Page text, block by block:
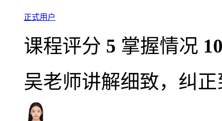
正式用户
课程评分 5 掌握情况
吴老师讲解细致，纠